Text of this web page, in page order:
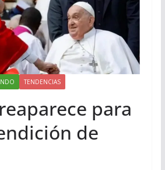
TENDENCIAS
para
de